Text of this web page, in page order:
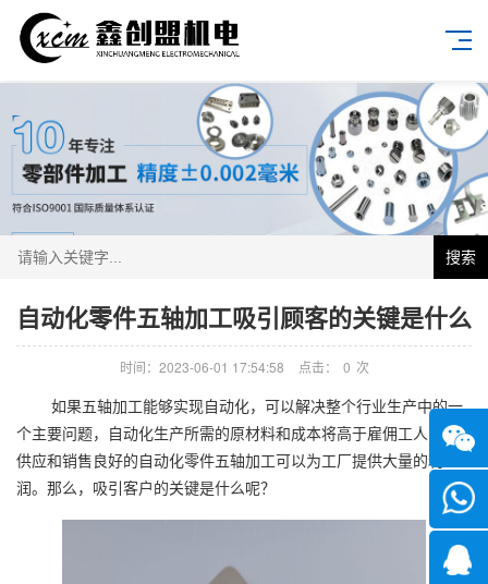
搜索
自动化零件五轴加工吸引顾客的关键是什么
时间：2023-06-01 17:54:58 点击： 0 次
如果五轴加工能够实现自动化，可以解决整个行业生产中的一
个主要问题，自动化生产所需的原材料和成本将高于雇佣工人，但
供应和销售良好的自动化零件五轴加工可以为工厂提供大量的利
润。那么，吸引客户的关键是什么呢？
微信